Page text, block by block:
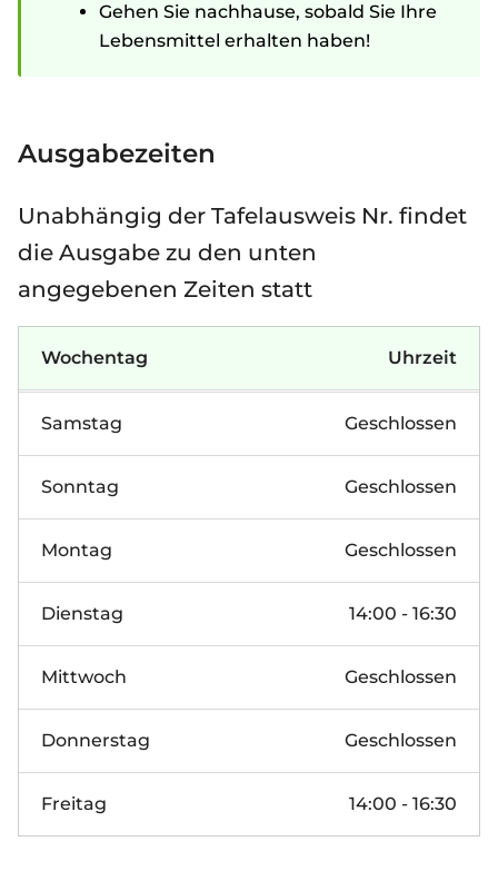
Gehen Sie nachhause, sobald Sie Ihre
Lebensmittel erhalten haben!
Ausgabezeiten
Unabhängig der Tafelausweis Nr. findet
die Ausgabe zu den unten
angegebenen Zeiten statt
Wochentag Uhrzeit
Samstag Geschlossen
Sonntag Geschlossen
Montag Geschlossen
Dienstag 14:00 - 16:30
Mittwoch Geschlossen
Donnerstag Geschlossen
Freitag 14:00 - 16:30